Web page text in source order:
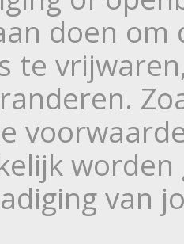
doen om
te
van